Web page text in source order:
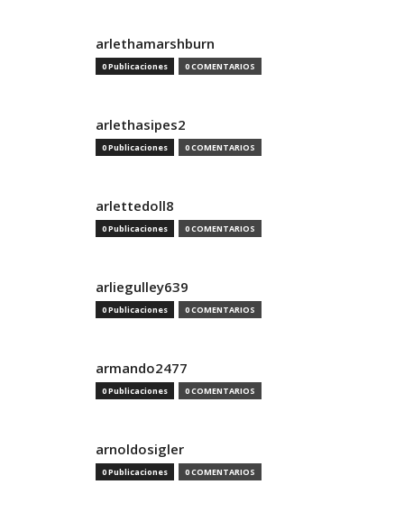
arlethamarshburn
0 Publicaciones 0 COMENTARIOS
arlethasipes2
0 Publicaciones 0 COMENTARIOS
arlettedoll8
0 Publicaciones 0 COMENTARIOS
arliegulley639
0 Publicaciones 0 COMENTARIOS
armando2477
0 Publicaciones 0 COMENTARIOS
arnoldosigler
0 Publicaciones 0 COMENTARIOS